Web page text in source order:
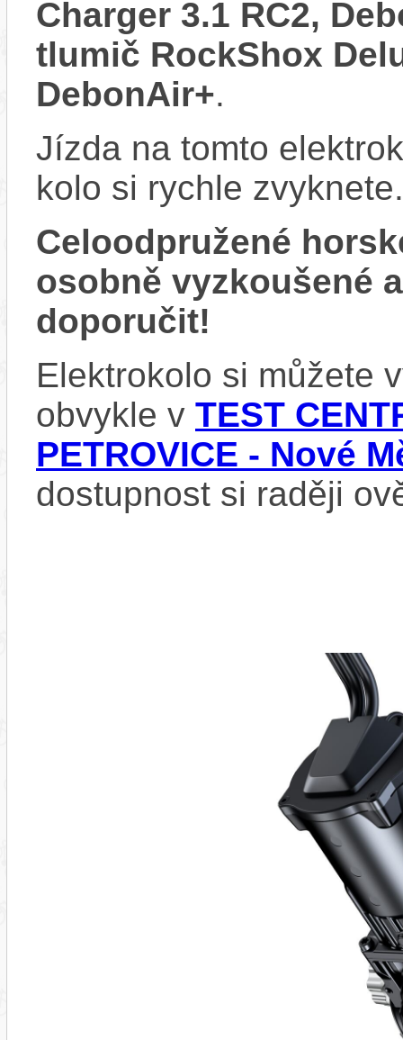
Charger 3.1 RC2,
tlumič RockShox
DebonAir+.
Jízda na tomto
kolo si rychle zvyknete.
Celoodpružené
osobně vyzkoušené
doporučit!
Elektrokolo si můžete
obvykle v TEST
PETROVICE - Nové
dostupnost si raději